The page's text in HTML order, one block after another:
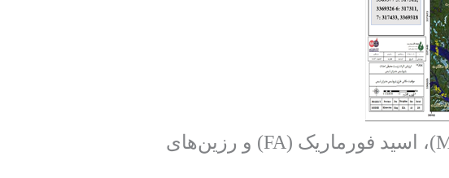
ارزیابی اثرات زیست‌محیطی احداث واحدهای تولید انیدرید مالئیک (MA)، اسید فورماریک (FA) و رزین‌های